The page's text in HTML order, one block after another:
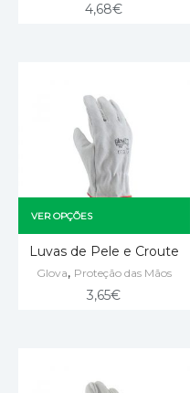
4,68€
VER OPÇÕES
Luvas de Pele e Croute
Glova, Proteção das Mãos
3,65€